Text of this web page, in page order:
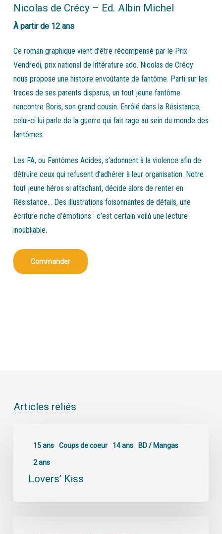
Nicolas de Crécy – Ed. Albin Michel
À partir de 12 ans
Ce roman graphique vient d’être récompensé par le Prix
Vendredi, prix national de littérature ado. Nicolas de Crécy
nous propose une histoire envoûtante de fantôme. Parti sur les
traces de ses parents disparus, un tout jeune fantôme
rencontre Boris, son grand cousin. Enrôlé dans la Résistance,
celui-ci lui parle de la guerre qui fait rage au sein du monde des
fantômes.
Les FA, ou Fantômes Acides, s’adonnent à la violence afin de
détruire ceux qui refusent d’adhérer à leur organisation. Notre
tout jeune héros si attachant, décide alors de renter en
Résistance… Des illustrations foisonnantes de détails, une
écriture riche d’émotions : c’est certain voilà une lecture
inoubliable.
Commander
Articles reliés
15 ans Coups de coeur 14 ans BD / Mangas
2 ans
Lovers’ Kiss